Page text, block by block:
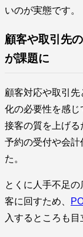
いのが実態です。
顧客や取引先
が課題に
顧客対応や取引
化の必要性を感じ
接客の質を上げる
予約の受付や会計
た。
とくに人手不足
客に回すため、
入するところも目